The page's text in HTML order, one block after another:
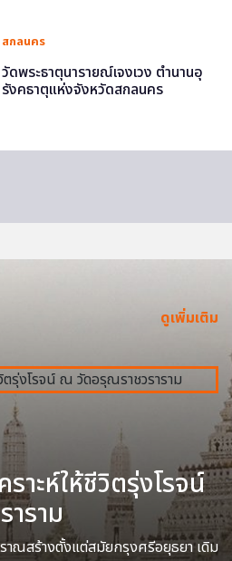
สกลนคร
วัดพระธาตุนารายณ์เจงเวง ตำนานอุ
รังคธาตุแห่งจังหวัดสกลนคร
ดูเพิ่มเติม
ราะห์ให้ชีวิตรุ่งโรจน์
ราม
าณสร้างตั้งแต่สมัยกรุงศรีอยุธยา เดิม